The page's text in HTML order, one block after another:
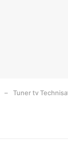
Tuner tv